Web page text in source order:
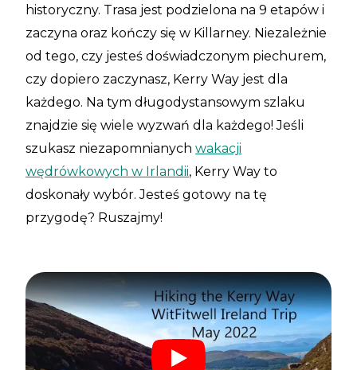
historyczny. Trasa jest podzielona na 9 etapów i
zaczyna oraz kończy się w Killarney. Niezależnie
od tego, czy jesteś doświadczonym piechurem,
czy dopiero zaczynasz, Kerry Way jest dla
każdego. Na tym długodystansowym szlaku
znajdzie się wiele wyzwań dla każdego! Jeśli
szukasz niezapomnianych wakacji
wędrówkowych w Irlandii, Kerry Way to
doskonały wybór. Jesteś gotowy na tę
przygodę? Ruszajmy!